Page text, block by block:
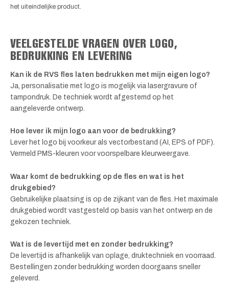
het uiteindelijke product.
VEELGESTELDE VRAGEN OVER LOGO,
BEDRUKKING EN LEVERING
Kan ik de RVS fles laten bedrukken met mijn eigen logo?
Ja, personalisatie met logo is mogelijk via lasergravure of
tampondruk. De techniek wordt afgestemd op het
aangeleverde ontwerp.
Hoe lever ik mijn logo aan voor de bedrukking?
Lever het logo bij voorkeur als vectorbestand (AI, EPS of PDF).
Vermeld PMS-kleuren voor voorspelbare kleurweergave.
Waar komt de bedrukking op de fles en wat is het
drukgebied?
Gebruikelijke plaatsing is op de zijkant van de fles. Het maximale
drukgebied wordt vastgesteld op basis van het ontwerp en de
gekozen techniek.
Wat is de levertijd met en zonder bedrukking?
De levertijd is afhankelijk van oplage, druktechniek en voorraad.
Bestellingen zonder bedrukking worden doorgaans sneller
geleverd.